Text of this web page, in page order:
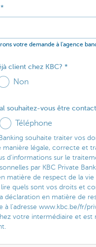
votre demande à l'agence
client chez KBC?
Non
souhaitez-vous être
Téléphone
souhaite traiter vos
manière légale, correcte et
d'informations sur le
par KBC Private
matière de respect de la
quels sont vos droits et
déclaration en matière de
à l'adresse www.kbc.be/fr/
votre intermédiaire et est